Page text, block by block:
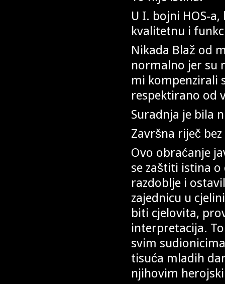
U I. bojni HOS-
kvalitetnu i
Nikada Blaž od
normalno jer su
mi kompenzirali
respektirano od
Suradnja je bila
Završna riječ
Ovo obraćanje
se zaštiti istina
razdoblje i
zajednicu u
biti cjelovita,
interpretacija.
svim
tisuća mladih
njihovim